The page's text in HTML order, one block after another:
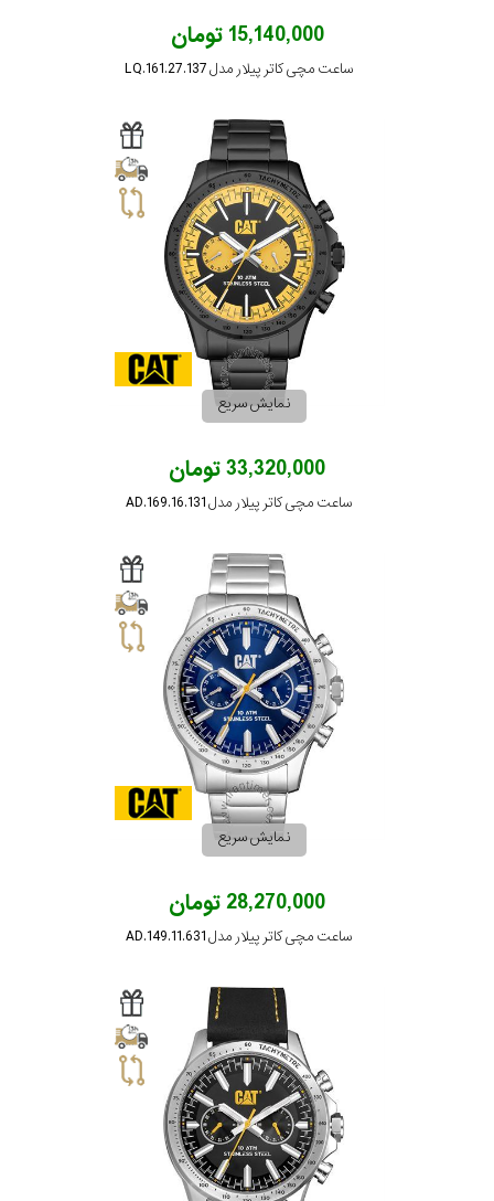
15,140,000 تومان
ساعت مچی کاتر پیلار مدل LQ.161.27.137
نمایش سریع
33,320,000 تومان
ساعت مچی کاتر پیلار مدل AD.169.16.131
نمایش سریع
28,270,000 تومان
ساعت مچی کاتر پیلار مدل AD.149.11.631